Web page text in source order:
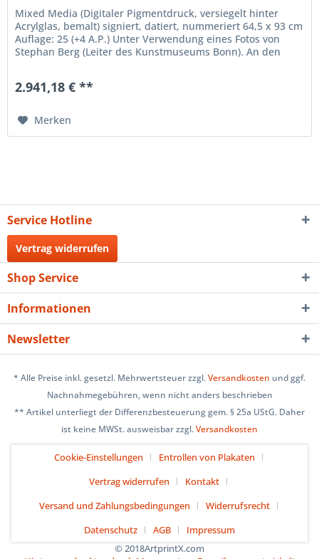
Mixed Media (Digitaler Pigmentdruck, versiegelt hinter
Acrylglas, bemalt) signiert, datiert, nummeriert 64,5 x 93 cm
Auflage: 25 (+4 A.P.) Unter Verwendung eines Fotos von
Stephan Berg (Leiter des Kunstmuseums Bonn). An den
2.941,18 € **
Merken
Service Hotline
Vertrag widerrufen
Shop Service
Informationen
Newsletter
* Alle Preise inkl. gesetzl. Mehrwertsteuer zzgl.Versandkosten und ggf.
Nachnahmegebühren, wenn nicht anders beschrieben
** Artikel unterliegt der Differenzbesteuerung gem. § 25a UStG. Daher
ist keine MWSt. ausweisbar zzgl.Versandkosten
Cookie-Einstellungen
Entrollen von Plakaten
Vertrag widerrufen
Kontakt
Versand und Zahlungsbedingungen
Widerrufsrecht
Datenschutz
AGB
Impressum
© 2018ArtprintX.com